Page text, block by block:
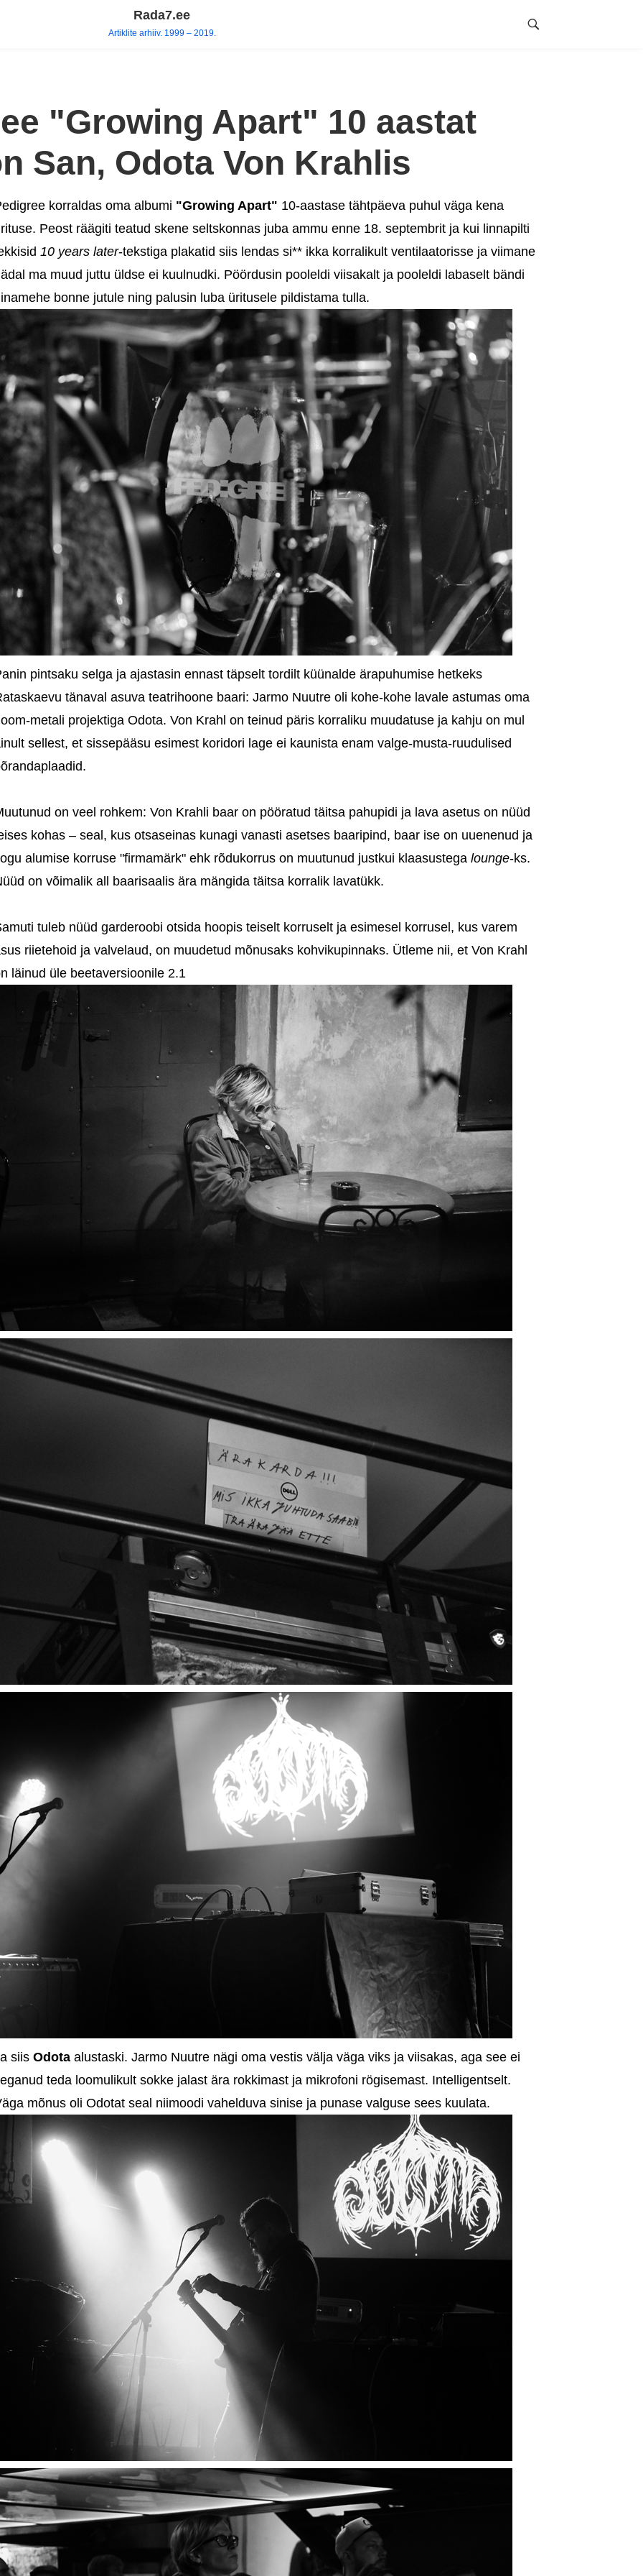
Rada7.ee
Artiklite arhiiv. 1999 – 2019.
"Growing Apart" 10 aastat
San, Odota Von Krahlis
korraldas oma albumi "Growing Apart" 10-aastase tähtpäeva puhul väga kena
Peost räägiti teatud skene seltskonnas juba ammu enne 18. septembrit ja kui linnapilti
10 years later-tekstiga plakatid siis lendas si** ikka korralikult ventilaatorisse ja viimane
ma muud juttu üldse ei kuulnudki. Pöördusin pooleldi viisakalt ja pooleldi labaselt bändi
bonne jutule ning palusin luba üritusele pildistama tulla.
pintsaku selga ja ajastasin ennast täpselt tordilt küünalde ärapuhumise hetkeks
tänaval asuva teatrihoone baari: Jarmo Nuutre oli kohe-kohe lavale astumas oma
metali projektiga Odota. Von Krahl on teinud päris korraliku muudatuse ja kahju on mul
sellest, et sissepääsu esimest koridori lage ei kaunista enam valge-musta-ruudulised
on veel rohkem: Von Krahli baar on pööratud täitsa pahupidi ja lava asetus on nüüd
kohas – seal, kus otsaseinas kunagi vanasti asetses baaripind, baar ise on uuenenud ja
alumise korruse "firmamärk" ehk rõdukorrus on muutunud justkui klaasustega lounge-ks.
on võimalik all baarisaalis ära mängida täitsa korralik lavatükk.
tuleb nüüd garderoobi otsida hoopis teiselt korruselt ja esimesel korrusel, kus varem
riietehoid ja valvelaud, on muudetud mõnusaks kohvikupinnaks. Ütleme nii, et Von Krahl
läinud üle beetaversioonile 2.1
siis Odotaalustaski. Jarmo Nuutre nägi oma vestis välja väga viks ja viisakas, aga see ei
teda loomulikult sokke jalast ära rokkimast ja mikrofoni rögisemast. Intelligentselt.
mõnus oli Odotat seal niimoodi vahelduva sinise ja punase valguse sees kuulata.